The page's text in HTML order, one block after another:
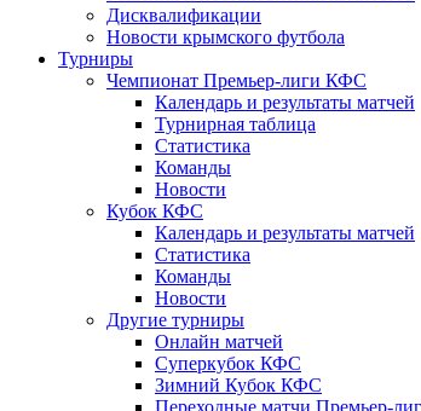
Дисквалификации
Новости крымского футбола
Турниры
Чемпионат Премьер-лиги КФС
Календарь и результаты матчей
Турнирная таблица
Статистика
Команды
Новости
Кубок КФС
Календарь и результаты матчей
Статистика
Команды
Новости
Другие турниры
Онлайн матчей
Суперкубок КФС
Зимний Кубок КФС
Переходные матчи Премьер-